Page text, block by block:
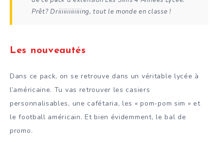
Prêt? Driiiiiiiiiiiiing, tout le monde en classe !
Les nouveautés
Dans ce pack, on se retrouve dans un véritable lycée à
l’américaine. Tu vas retrouver les casiers
personnalisables, une cafétaria, les « pom-pom sim » et
le football américain. Et bien évidemment, le bal de
promo.